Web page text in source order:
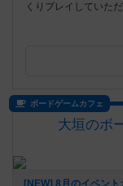
くりプレイしていただ
ボードゲームカフェ
大垣のボ
[NEW] 8月のイベン